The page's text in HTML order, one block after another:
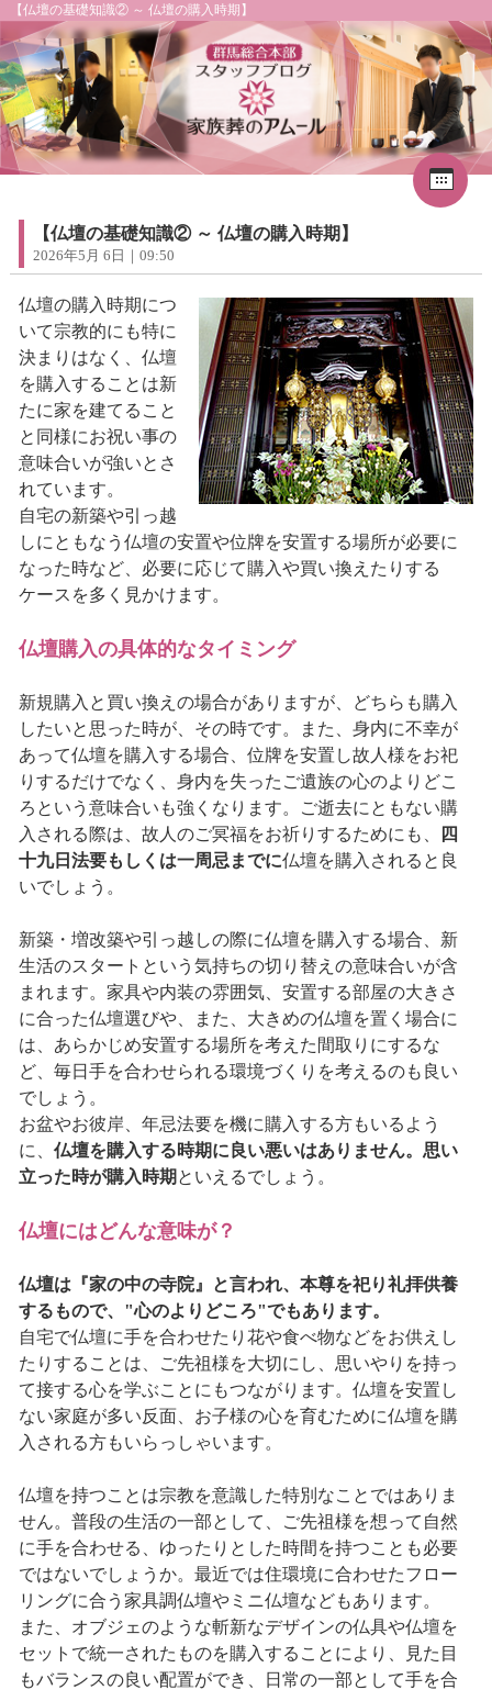
【仏壇の基礎知識② ～ 仏壇の購入時期】
1
3 4 5 6
9
10 11
16
17 18 19 20 21
22
23
24 25 26 27 28
29
31
【仏壇の基礎知識② ～ 仏壇の購入時期】
2026年5月 6日｜09:50
仏壇の購入時期につ
いて宗教的にも特に
決まりはなく、仏壇
を購入することは新
たに家を建てること
と同様にお祝い事の
意味合いが強いとさ
れています。
自宅の新築や引っ越
しにともなう仏壇の安置や位牌を安置する場所が必要に
なった時など、必要に応じて購入や買い換えたりする
ケースを多く見かけます。
仏壇購入の具体的なタイミング
新規購入と買い換えの場合がありますが、どちらも購入
したいと思った時が、その時です。また、身内に不幸が
あって仏壇を購入する場合、位牌を安置し故人様をお祀
りするだけでなく、身内を失ったご遺族の心のよりどこ
ろという意味合いも強くなります。ご逝去にともない購
入される際は、故人のご冥福をお祈りするためにも、
四
十九日法要もしくは一周忌までに仏壇を購入されると良
いでしょう。
新築・増改築や引っ越しの際に仏壇を購入する場合、新
生活のスタートという気持ちの切り替えの意味合いが含
まれます。家具や内装の雰囲気、安置する部屋の大きさ
に合った仏壇選びや、また、大きめの仏壇を置く場合に
は、あらかじめ安置する場所を考えた間取りにするな
ど、毎日手を合わせられる環境づくりを考えるのも良い
でしょう。
お盆やお彼岸、年忌法要を機に購入する方もいるよう
に、 仏壇を購入する時期に良い悪いはありません。思い
立った時が購入時期 といえるでしょう。
仏壇にはどんな意味が？
仏壇は『家の中の寺院』と言われ、本尊を祀り礼拝供養
するもので、"心のよりどころ"でもあります。
自宅で仏壇に手を合わせたり花や食べ物などをお供えし
たりすることは、ご先祖様を大切にし、思いやりを持っ
て接する心を学ぶことにもつながります。仏壇を安置し
ない家庭が多い反面、お子様の心を育むために仏壇を購
入される方もいらっしゃいます。
仏壇を持つことは宗教を意識した特別なことではありま
せん。普段の生活の一部として、ご先祖様を想って自然
に手を合わせる、ゆったりとした時間を持つことも必要
ではないでしょうか。最近では住環境に合わせたフロー
リングに合う家具調仏壇やミニ仏壇などもあります。
また、オブジェのような斬新なデザインの仏具や仏壇を
セットで統一されたものを購入することにより、見た目
もバランスの良い配置ができ、日常の一部として手を合